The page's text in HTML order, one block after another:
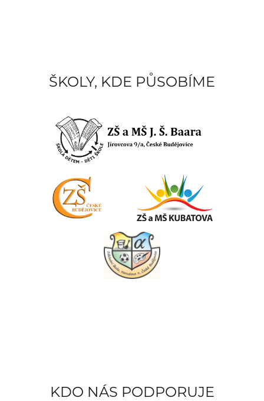
ŠKOLY, KDE PŮSOBÍME
KDO NÁS PODPORUJE